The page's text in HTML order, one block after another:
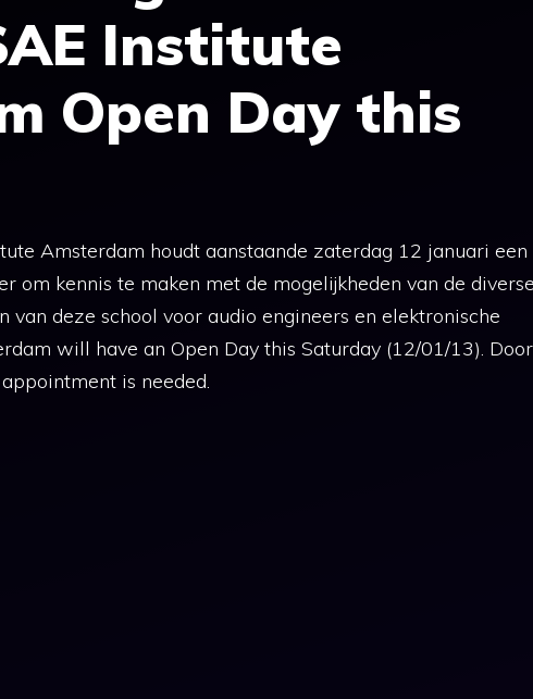
Institute
Open Day this
Amsterdam houdt aanstaande zaterdag 12 januari een
om kennis te maken met de mogelijkheden van de
van deze school voor audio engineers en elektronische
will have an Open Day this Saturday (12/01/13).
is needed.